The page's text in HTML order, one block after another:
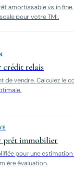
amortissable vs in
pour votre TMI.
crédit relais
de vendre. Calculez le
prêt immobilier
pour une estimation
évaluation.